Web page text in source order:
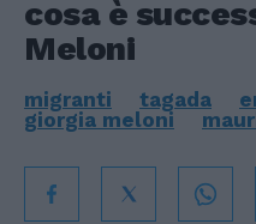
cosa è
Meloni
migranti tagada
giorgia meloni